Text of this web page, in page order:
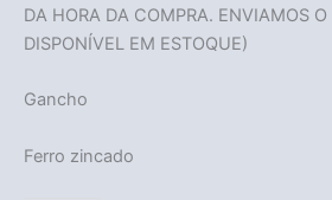
DA HORA DA COMPRA. ENVIAMOS O
DISPONÍVEL EM ESTOQUE)
Gancho
Ferro zincado